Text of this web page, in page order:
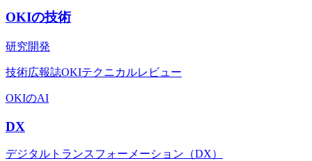
OKIの技術
研究開発
技術広報誌OKIテクニカルレビュー
OKIのAI
DX
デジタルトランスフォーメーション（DX）